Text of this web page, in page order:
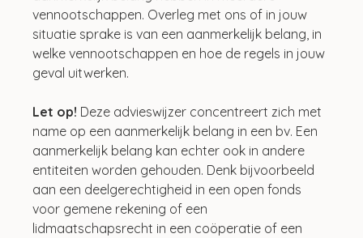
vennootschappen. Overleg met ons of in jouw
situatie sprake is van een aanmerkelijk belang, in
welke vennootschappen en hoe de regels in jouw
geval uitwerken.
Let op! Deze advieswijzer concentreert zich met
name op een aanmerkelijk belang in een bv. Een
aanmerkelijk belang kan echter ook in andere
entiteiten worden gehouden. Denk bijvoorbeeld
aan een deelgerechtigheid in een open fonds
voor gemene rekening of een
lidmaatschapsrecht in een coöperatie of een